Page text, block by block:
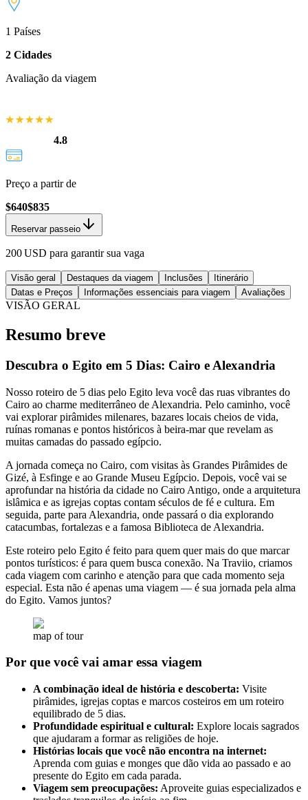
1 Países
2 Cidades
Avaliação da viagem
4.8
Preço a partir de
$640$835
Reservar passeio
200 USD para garantir sua vaga
Visão geral Destaques da viagem Inclusões
Itinerário
Datas e Preços
Informações essenciais para viagem Avaliações
VISÃO GERAL
Resumo breve
Descubra o Egito em 5 Dias: Cairo e Alexandria
Nosso roteiro de 5 dias pelo Egito leva você das ruas vibrantes do
Cairo ao charme mediterrâneo de Alexandria. Pelo caminho, você
vai explorar pirâmides milenares, bazares locais cheios de vida,
ruínas romanas e pontos históricos à beira-mar que revelam as
muitas camadas do passado egípcio.
A jornada começa no Cairo, com visitas às Grandes Pirâmides de
Gizé, à Esfinge e ao Grande Museu Egípcio. Depois, você vai se
aprofundar na história da cidade no Cairo Antigo, onde a arquitetura
islâmica e as igrejas coptas contam séculos de fé e cultura. Em
seguida, parte para Alexandria, onde passará o dia explorando
catacumbas, fortalezas e a famosa Biblioteca de Alexandria.
Este roteiro pelo Egito é feito para quem quer mais do que marcar
pontos turísticos: é para quem busca conexão. Na Traviio, criamos
cada viagem com carinho e atenção para que cada momento seja
especial. Esta não é apenas uma viagem — é sua jornada pela alma
do Egito. Vamos juntos?
map of tour
Por que você vai amar essa viagem
A combinação ideal de história e descoberta: Visite
pirâmides, igrejas coptas e marcos costeiros em um roteiro
equilibrado de 5 dias.
Profundidade espiritual e cultural: Explore locais sagrados
que ajudaram a formar as religiões de hoje.
Histórias locais que você não encontra na internet:
Aprenda com guias e monges que dão vida ao passado e ao
presente do Egito em cada parada.
Viagem sem preocupações: Aproveite guias especializados e